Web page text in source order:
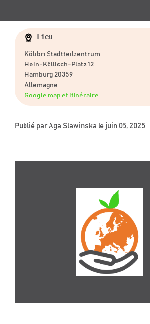
Lieu
Kölibri Stadtteilzentrum
Hein-Köllisch-Platz 12
Hamburg 20359
Allemagne
Google map et itinéraire
Publié par Aga Slawinska le juin 05, 2025